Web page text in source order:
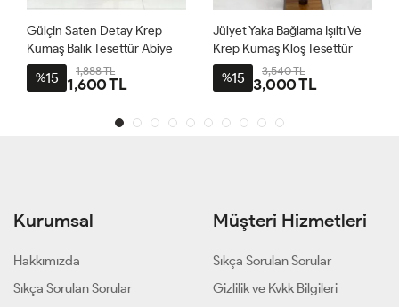
Gülçin Saten Detay Krep
Kumaş Balık Tesettür Abiye
Bordo
%15 1,888 TL
1,600 TL
Jülyet Yaka Bağlama Işıltı Ve
Krep Kumaş Kloş Tesettür
Abiye Bordo
%15 3,540 TL
3,000 TL
Kurumsal
Hakkımızda
Sıkça Sorulan Sorular
Müşteri Hizmetleri
Sıkça Sorulan Sorular
Gizlilik ve Kvkk Bilgileri